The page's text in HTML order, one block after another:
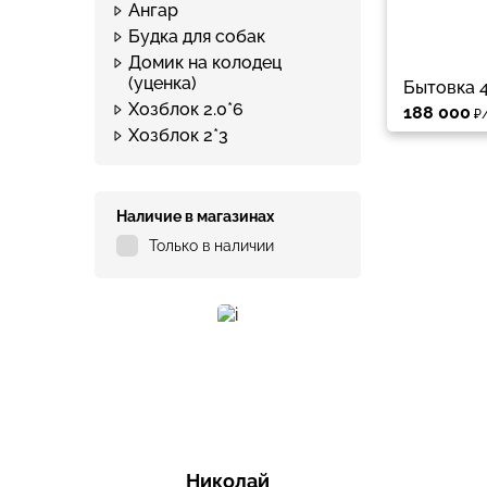
Ангар
Будка для собак
Домик на колодец
(уценка)
Хозблок 2.0*6
Хозблок 2*3
Наличие в магазинах
Только в наличии
Николай
Бытовка
188 000